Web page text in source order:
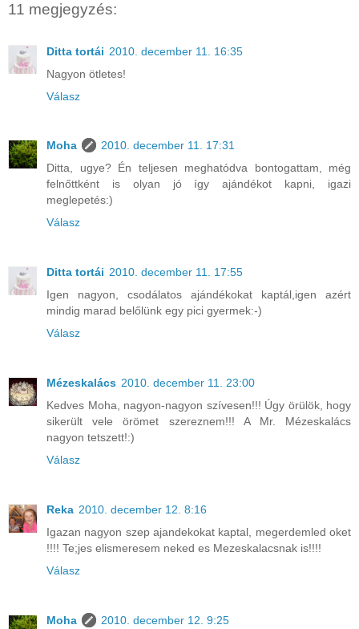
11 megjegyzés:
Ditta tortái 2010. december 11. 16:35
Nagyon ötletes!
Válasz
Moha
2010. december 11. 17:31
Ditta, ugye? Én teljesen meghatódva bontogattam, még
felnőttként is olyan jó így ajándékot kapni, igazi
meglepetés:)
Válasz
Ditta tortái 2010. december 11. 17:55
Igen nagyon, csodálatos ajándékokat kaptál,igen azért
mindig marad belőlünk egy pici gyermek:-)
Válasz
Mézeskalács 2010. december 11. 23:00
Kedves Moha, nagyon-nagyon szívesen!!! Úgy örülök, hogy
sikerült vele örömet szereznem!!! A Mr. Mézeskalács
nagyon tetszett!:)
Válasz
Reka 2010. december 12. 8:16
Igazan nagyon szep ajandekokat kaptal, megerdemled oket
!!!! Te;jes elismeresem neked es Mezeskalacsnak is!!!!
Válasz
Moha
2010. december 12. 9:25